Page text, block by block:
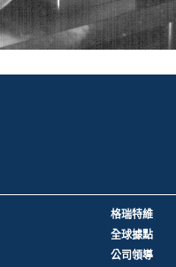
格瑞特維
全球據點
公司領導